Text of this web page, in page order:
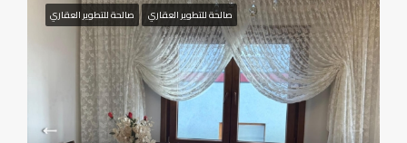
صالحة للتطوير العقاري صالحة للتطوير العقاري